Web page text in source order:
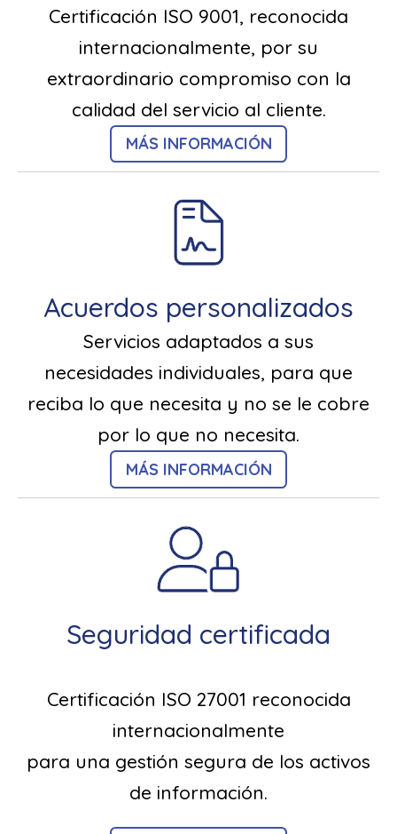
Certificación ISO 9001, reconocida
internacionalmente, por su
extraordinario compromiso con la
calidad del servicio al cliente.
MÁS INFORMACIÓN
Acuerdos personalizados
Servicios adaptados a sus
necesidades individuales, para que
reciba lo que necesita y no se le cobre
por lo que no necesita.
MÁS INFORMACIÓN
Seguridad certificada
Certificación ISO 27001 reconocida
internacionalmente
para una gestión segura de los activos
de información.